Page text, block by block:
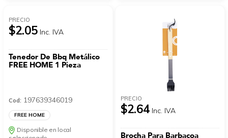
PRECIO
$2.05 Inc. IVA
Tenedor De Bbq Metálico
FREE HOME 1 Pieza
Cod: 197639346019
FREE HOME
Disponible en local
PRECIO
$2.64 Inc. IVA
Brocha Para Barbacoa